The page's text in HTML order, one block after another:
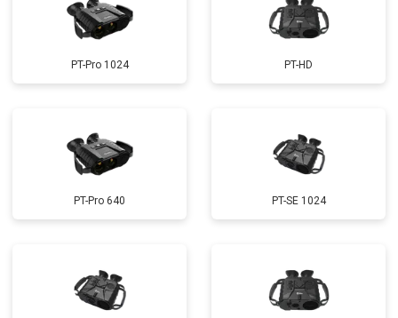
PT-Pro 1024 PT-HD
PT-Pro 640 PT-SE 1024